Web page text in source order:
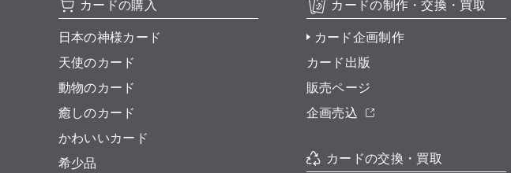
カードの購入
日本の神様カード
天使のカード
動物のカード
癒しのカード
かわいいカード
希少品
カードの制作・交換・買取
カード企画制作
カード出版
販売ページ
企画売込
カードの交換・買取